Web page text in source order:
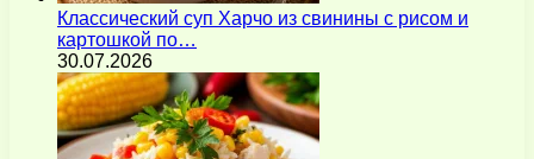
Классический суп Харчо из свинины с рисом и
картошкой по…
30.07.2026